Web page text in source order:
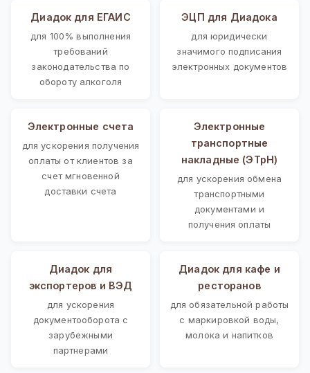
Диадок для ЕГАИС
для 100% выполнения
требований
законодательства по
обороту алкоголя
ЭЦП для Диадока
для юридически
значимого подписания
электронных документов
Электронные счета
для ускорения получения
оплаты от клиентов за
счет мгновенной
доставки счета
Электронные
транспортные
накладные (ЭТрН)
для ускорения обмена
транспортными
документами и
получения оплаты
Диадок для
экспортеров и ВЭД
для ускорения
документооборота с
зарубежными
партнерами
Диадок для кафе и
ресторанов
для обязательной работы
с маркировкой воды,
молока и напитков